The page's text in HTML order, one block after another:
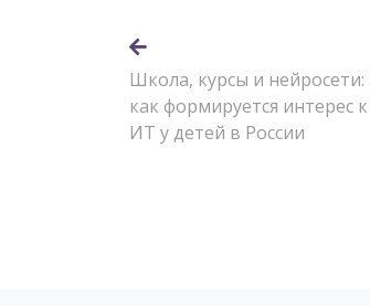
Школа, курсы и нейросети:
как формируется интерес к
ИТ у детей в России